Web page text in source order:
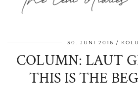
30. JUNI 2016
COLUMN: LAUT
THIS IS THE